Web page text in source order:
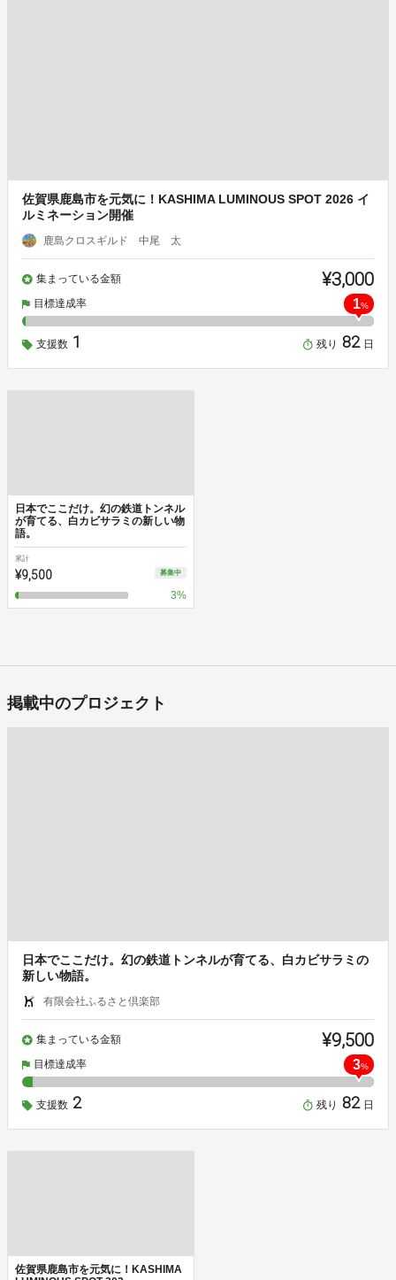
佐賀県鹿島市を元気に！KASHIMA LUMINOUS SPOT 2026 イ
ルミネーション開催
鹿島クロスギルド 中尾 太
集まっている金額 ¥3,000
目標達成率 1%
支援数 1 残り 82 日
日本でここだけ。幻の鉄道トンネル
が育てる、白カビサラミの新しい物
語。
累計
¥9,500 募集中
3%
掲載中のプロジェクト
日本でここだけ。幻の鉄道トンネルが育てる、白カビサラミの
新しい物語。
有限会社ふるさと倶楽部
集まっている金額 ¥9,500
目標達成率 3%
支援数 2 残り 82 日
佐賀県鹿島市を元気に！KASHIMA